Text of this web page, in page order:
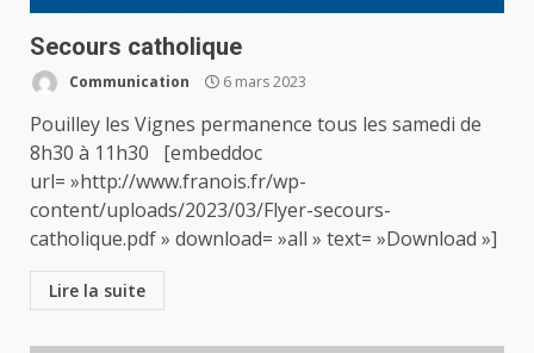
Secours catholique
Communication 6 mars 2023
Pouilley les Vignes permanence tous les samedi de
8h30 à 11h30 [embeddoc
url= »http://www.franois.fr/wp-
content/uploads/2023/03/Flyer-secours-
catholique.pdf » download= »all » text= »Download »]
Lire la suite